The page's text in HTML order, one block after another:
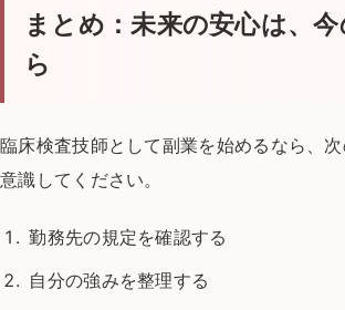
まとめ：未来の安心は、
ら
臨床検査技師として副業を始めるなら、
意識してください。
勤務先の規定を確認する
自分の強みを整理する